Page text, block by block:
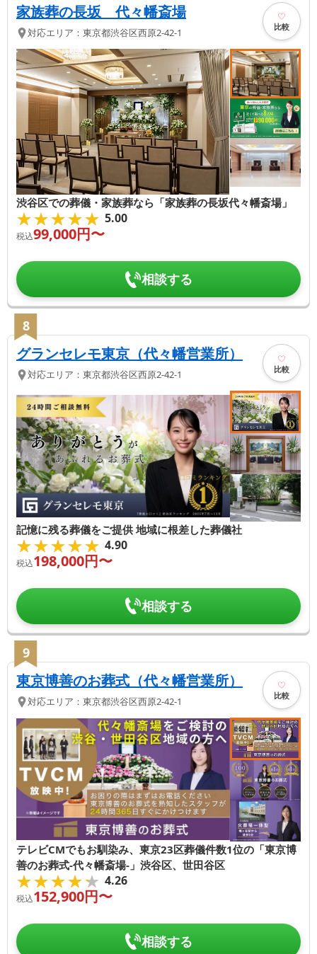
家族葬の長坂 代々幡斎場
対応エリア： 東京都渋谷区西原2-42-1 比較
渋谷区での葬儀・家族葬なら「家族葬の長坂代々幡斎場」
★★★★★
★★★★★ 5.00
税込99,000円〜
相談する
8
グランセレモ東京（代々幡営業所）
対応エリア： 東京都渋谷区西原2-42-1 比較
記憶に残る葬儀をご提供 地域に根差した葬儀社
★★★★★
★★★★★ 4.90
税込198,000円〜
相談する
9
東京博善のお葬式（代々幡営業所）
対応エリア： 東京都渋谷区西原2-42-1 比較
テレビCMでもお馴染み、東京23区葬儀件数1位の「東京博
善のお葬式-代々幡斎場-」渋谷区、世田谷区
★★★★★
★★★★★ 4.26
税込152,900円〜
相談する